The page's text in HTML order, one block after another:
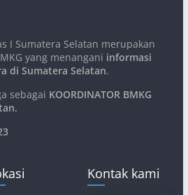
I Sumatera Selatan merupakan
yang menangani informasi
di Sumatera Selatan.
sebagai KOORDINATOR BMKG
.
Kontak kami